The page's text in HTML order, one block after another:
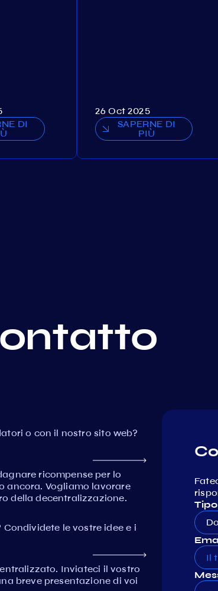
DI
26 Oct 2025
SAPERNE DI
PIÙ
o con il nostro sito web?
ricompense per lo
ancora. Vogliamo lavorare
della decentralizzazione.
le vostre idee e i
Inviateci il vostro
breve presentazione di voi